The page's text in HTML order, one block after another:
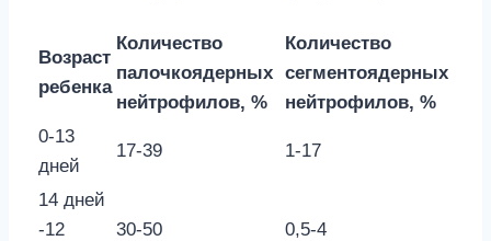
Возраст
ребенка
Количество
палочкоядерных
нейтрофилов, %
Количество
сегментоядерных
нейтрофилов, %
0-13
дней
17-39 1-17
14 дней
-12
30-50 0,5-4